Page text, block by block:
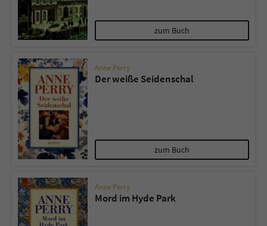
zum Buch
Anne Perry
Der weiße Seidenschal
zum Buch
Anne Perry
Mord im Hyde Park